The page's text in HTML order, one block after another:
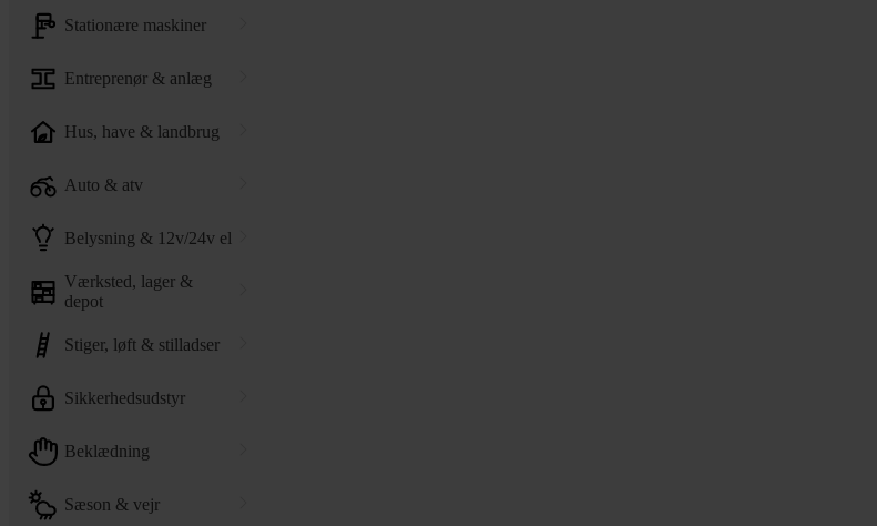
stationære maskiner
entreprenør & anlæg
hus, have & landbrug
auto & atv
belysning & 12v/24v el
værksted, lager &
depot
stiger, løft & stilladser
sikkerhedsudstyr
beklædning
sæson & vejr